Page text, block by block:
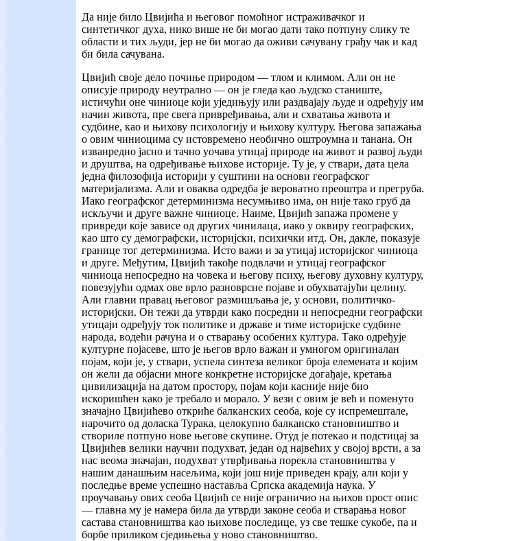
Да није било Цвијића и његовог помоћног истраживачког и
синтетичког духа, нико више не би могао дати тако потпуну слику те
области и тих људи, јер не би могао да оживи сачувану грађу чак и кад
би била сачувана.
Цвијић своје дело почиње природом — тлом и климом. Али он не
описује природу неутрално — он је гледа као људско станиште,
истичући оне чиниоце који уједињују или раздвајају људе и одређују им
начин живота, пре свега привређивања, али и схватања живота и
судбине, као и њихову психологију и њихову културу. Његова запажања
о овим чиниоцима су истовремено необично оштроумна и танана. Он
изванредно јасно и тачно уочава утицај природе на живот и развој људи
и друштва, на одређивање њихове историје. Ту је, у ствари, дата цела
једна филозофија историји у суштини на основи географског
материјализма. Али и оваква одредба је вероватно преоштра и прегруба.
Иако географског детерминизма несумњиво има, он није тако груб да
искључи и друге важне чиниоце. Наиме, Цвијић запажа промене у
привреди које зависе од других чинилаца, иако у оквиру географских,
као што су демографски, историјски, психички итд. Он, дакле, показује
границе тог детерминизма. Исто важи и за утицај историјског чиниоца
и друге. Међутим, Цвијић такође подвлачи и утицај географског
чиниоца непосредно на човека и његову психу, његову духовну културу,
повезујући одмах ове врло разноврсне појаве и обухватајући целину.
Али главни правац његовог размишљања је, у основи, политичко-
историјски. Он тежи да утврди како посредни и непосредни географски
утицаји одређују ток политике и државе и тиме историјске судбине
народа, водећи рачуна и о стварању особених култура. Тако одређује
културне појасеве, што је његов врло важан и умногом оригиналан
појам, који је, у ствари, успела синтеза великог броја елемената и којим
он жели да објасни многе конкретне историјске догађаје, кретања
цивилизација на датом простору, појам који касније није био
искоришћен како је требало и морало. У вези с овим је већ и поменуто
значајно Цвијићево откриће балканских сеоба, које су испремештале,
нарочито од доласка Турака, целокупно балканско становништво и
створиле потпуно нове његове скупине. Отуд је потекао и подстицај за
Цвијићев велики научни подухват, један од највећих у својој врсти, а за
нас веома значајан, подухват утврђивања порекла становништва у
нашим данашњим насељима, који још није приведен крају, али који у
последње време успешно наставља Српска академија наука. У
проучавању ових сеоба Цвијић се није ограничио на њихов прост опис
— главна му је намера била да утврди законе сеоба и стварања новог
састава становништва као њихове последице, уз све тешке сукобе, па и
борбе приликом сједињења у ново становништво.